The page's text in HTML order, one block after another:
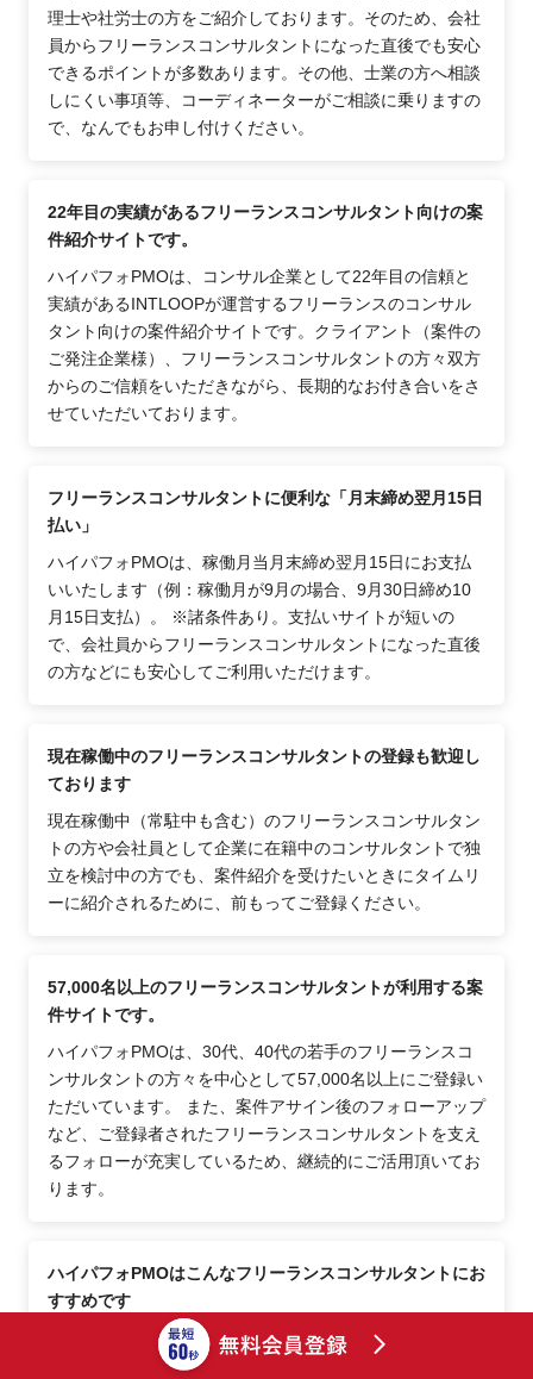
理士や社労士の方をご紹介しております。そのため、会社
員からフリーランスコンサルタントになった直後でも安心
できるポイントが多数あります。その他、士業の方へ相談
しにくい事項等、コーディネーターがご相談に乗りますの
で、なんでもお申し付けください。
22年目の実績があるフリーランスコンサルタント向けの案
件紹介サイトです。
ハイパフォPMOは、コンサル企業として22年目の信頼と
実績があるINTLOOPが運営するフリーランスのコンサル
タント向けの案件紹介サイトです。クライアント（案件の
ご発注企業様）、フリーランスコンサルタントの方々双方
からのご信頼をいただきながら、長期的なお付き合いをさ
せていただいております。
フリーランスコンサルタントに便利な「月末締め翌月15日
払い」
ハイパフォPMOは、稼働月当月末締め翌月15日にお支払
いいたします（例：稼働月が9月の場合、9月30日締め10
月15日支払）。 ※諸条件あり。支払いサイトが短いの
で、会社員からフリーランスコンサルタントになった直後
の方などにも安心してご利用いただけます。
現在稼働中のフリーランスコンサルタントの登録も歓迎し
ております
現在稼働中（常駐中も含む）のフリーランスコンサルタン
トの方や会社員として企業に在籍中のコンサルタントで独
立を検討中の方でも、案件紹介を受けたいときにタイムリ
ーに紹介されるために、前もってご登録ください。
57,000名以上のフリーランスコンサルタントが利用する案
件サイトです。
ハイパフォPMOは、30代、40代の若手のフリーランスコ
ンサルタントの方々を中心として57,000名以上にご登録い
ただいています。 また、案件アサイン後のフォローアップ
など、ご登録者されたフリーランスコンサルタントを支え
るフォローが充実しているため、継続的にご活用頂いてお
ります。
ハイパフォPMOはこんなフリーランスコンサルタントにお
すすめです
会社員として経験を積んで実力のあるフリーランスコンサ
ルタント、自分の時間・自由を大切にした働き方（ワーク